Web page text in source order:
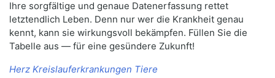
Ihre sorgfältige und genaue Datenerfassung rettet
letztendlich Leben. Denn nur wer die Krankheit genau
kennt, kann sie wirkungsvoll bekämpfen. Füllen Sie die
Tabelle aus — für eine gesündere Zukunft!
Herz Kreislauferkrankungen Tiere